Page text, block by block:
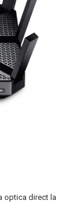
optica direct la